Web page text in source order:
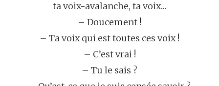
ta voix-avalanche, ta voix…
– Doucement !
– Ta voix qui est toutes ces voix !
– C’est vrai !
– Tu le sais ?